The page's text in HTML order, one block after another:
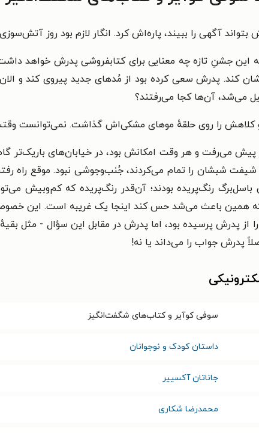
آگهی را ببیند، پاره‌اش کرد. انگار لازم بود روز
این جشنِ تازه چه معنایی برای کتابفروشی پدرش خواهد
کند. پدرش سعی کرده بود از مُدهای جدید پیروی کند و
می‌شد،‌ آن‌ها کجا می‌رفتند؟
کلاهش را روی حلقهٔ موهای مشکی‌اش گذاشت. نمی‌توانست وقتش
می‌رفت و هر وقت امکانش بود، در خیابان‌های باریک‌تر گام
شبشان را تمام می‌کردند، جُنب‌وجوشی نبود. موقع راه
باسل‌برگ رنگ‌پریده بودند؛ آن‌قدر رنگ‌پریده که کم‌وبیش
همین باعث می‌شد حس کند اینجا یک غریبه است. این
از پدرش پرسیده بود، اما پدرش در مقابل این سؤال - مثل
پدرش جواب را می‌داند یا نه!
سوفی کوآیر و کتاب‌های شگفت‌انگیز
داستان کودک و نوجوانان
جاناتان آکسییر
محمدرضا شکاری